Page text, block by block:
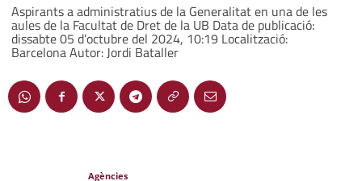
Aspirants a administratius de la Generalitat en una de les
aules de la Facultat de Dret de la UB Data de publicació:
dissabte 05 d’octubre del 2024, 10:19 Localització:
Barcelona Autor: Jordi Bataller
Agències